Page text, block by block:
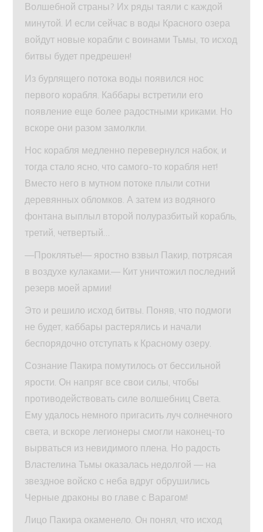
Волшебной страны? Их ряды таяли с каждой
минутой. И если сейчас в воды Красного озера
войдут новые корабли с воинами Тьмы, то исход
битвы будет предрешен!
Из бурлящего потока воды появился нос
первого корабля. Каббары встретили его
появление еще более радостными криками. Но
вскоре они разом замолкли.
Нос корабля медленно перевернулся набок, и
тогда стало ясно, что самого-то корабля нет!
Вместо него в мутном потоке плыли сотни
деревянных обломков. А затем из водяного
фонтана выплыл второй полуразбитый корабль,
третий, четвертый…
—Проклятье!— яростно взвыл Пакир, потрясая
в воздухе кулаками.— Кит уничтожил последний
резерв моей армии!
Это и решило исход битвы. Поняв, что подмоги
не будет, каббары растерялись и начали
беспорядочно отступать к Красному озеру.
Сознание Пакира помутилось от бессильной
ярости. Он напряг все свои силы, чтобы
противодействовать силе волшебниц Света.
Ему удалось немного пригасить луч солнечного
света, и вскоре легионеры смогли наконец-то
вырваться из невидимого плена. Но радость
Властелина Тьмы оказалась недолгой — на
звездное войско с неба вдруг обрушились
Черные драконы во главе с Варагом!
Лицо Пакира окаменело. Он понял, что исход